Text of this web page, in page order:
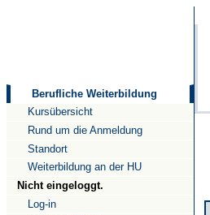
Berufliche Weiterbildung
Kursübersicht
Rund um die Anmeldung
Standort
Weiterbildung an der HU
Nicht eingeloggt.
Log-in